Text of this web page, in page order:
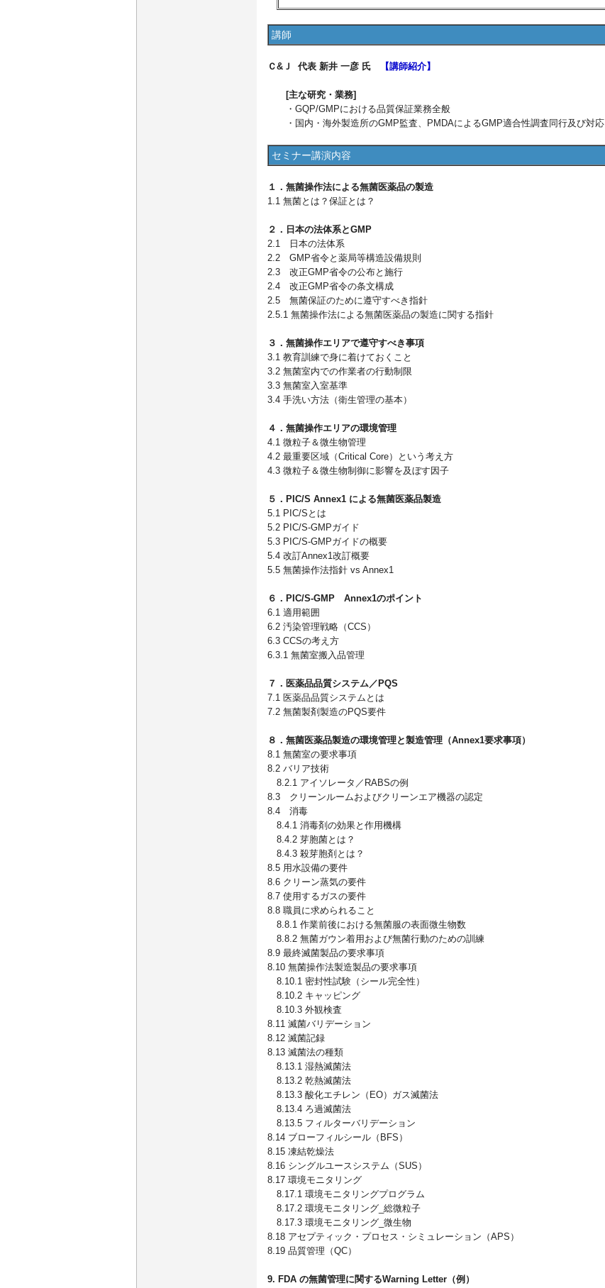
講師
Ｃ&Ｊ 代表 新井 一彦 氏 【講師紹介】
[主な研究・業務]
・GQP/GMPにおける品質保証業務全般
・国内・海外製造所のGMP監査、PMDAによるGMP適合性調査同行及び対応
セミナー講演内容
１．無菌操作法による無菌医薬品の製造
1.1 無菌とは？保証とは？
２．日本の法体系とGMP
2.1 日本の法体系
2.2 GMP省令と薬局等構造設備規則
2.3 改正GMP省令の公布と施行
2.4 改正GMP省令の条文構成
2.5 無菌保証のために遵守すべき指針
2.5.1 無菌操作法による無菌医薬品の製造に関する指針
３．無菌操作エリアで遵守すべき事項
3.1 教育訓練で身に着けておくこと
3.2 無菌室内での作業者の行動制限
3.3 無菌室入室基準
3.4 手洗い方法（衛生管理の基本）
４．無菌操作エリアの環境管理
4.1 微粒子＆微生物管理
4.2 最重要区域（Critical Core）という考え方
4.3 微粒子＆微生物制御に影響を及ぼす因子
５．PIC/S Annex1 による無菌医薬品製造
5.1 PIC/Sとは
5.2 PIC/S-GMPガイド
5.3 PIC/S-GMPガイドの概要
5.4 改訂Annex1改訂概要
5.5 無菌操作法指針 vs Annex1
６．PIC/S‐GMP Annex1のポイント
6.1 適用範囲
6.2 汚染管理戦略（CCS）
6.3 CCSの考え方
6.3.1 無菌室搬入品管理
７．医薬品品質システム／PQS
7.1 医薬品品質システムとは
7.2 無菌製剤製造のPQS要件
８．無菌医薬品製造の環境管理と製造管理（Annex1要求事項）
8.1 無菌室の要求事項
8.2 バリア技術
8.2.1 アイソレータ／RABSの例
8.3 クリーンルームおよびクリーンエア機器の認定
8.4 消毒
8.4.1 消毒剤の効果と作用機構
8.4.2 芽胞菌とは？
8.4.3 殺芽胞剤とは？
8.5 用水設備の要件
8.6 クリーン蒸気の要件
8.7 使用するガスの要件
8.8 職員に求められること
8.8.1 作業前後における無菌服の表面微生物数
8.8.2 無菌ガウン着用および無菌行動のための訓練
8.9 最終滅菌製品の要求事項
8.10 無菌操作法製造製品の要求事項
8.10.1 密封性試験（シール完全性）
8.10.2 キャッピング
8.10.3 外観検査
8.11 滅菌バリデーション
8.12 滅菌記録
8.13 滅菌法の種類
8.13.1 湿熱滅菌法
8.13.2 乾熱滅菌法
8.13.3 酸化エチレン（EO）ガス滅菌法
8.13.4 ろ過滅菌法
8.13.5 フィルターバリデーション
8.14 ブローフィルシール（BFS）
8.15 凍結乾燥法
8.16 シングルユースシステム（SUS）
8.17 環境モニタリング
8.17.1 環境モニタリングプログラム
8.17.2 環境モニタリング_総微粒子
8.17.3 環境モニタリング_微生物
8.18 アセプティック・プロセス・シミュレーション（APS）
8.19 品質管理（QC）
9. FDA の無菌管理に関するWarning Letter（例）